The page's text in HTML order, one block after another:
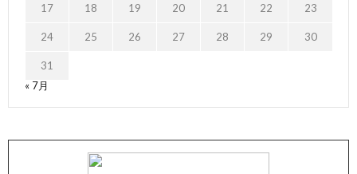
17 18 19 20 21 22 23
24 25 26 27 28 29 30
31
« 7月